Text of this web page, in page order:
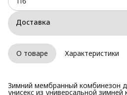
Доставка
О товаре Характеристики
Зимний мембранный комбинезон
унисекс из универсальной